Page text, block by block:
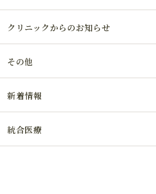
クリニックからのお知らせ
その他
新着情報
統合医療